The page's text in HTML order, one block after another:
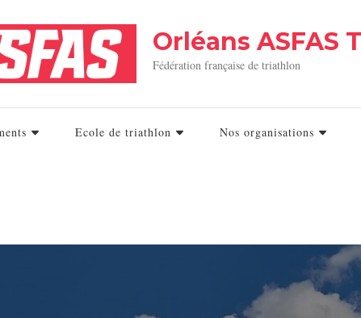
Orléans ASFAS
Fédération française de triathlon
Ecole de triathlon Nos organisations